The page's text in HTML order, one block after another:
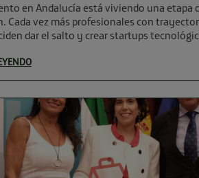
en Andalucía está viviendo una etapa
Cada vez más profesionales con
dar el salto y crear startups